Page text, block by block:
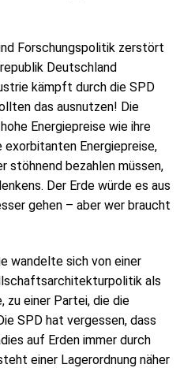
Forschungspolitik zerstört
Deutschland
kämpft durch die SPD
das ausnutzen! Die
Energiepreise wie ihre
exorbitanten Energiepreise,
stöhnend bezahlen müssen,
Der Erde würde es aus
gehen – aber wer braucht
wandelte sich von einer
als
zu einer Partei, die die
SPD hat vergessen, dass
auf Erden immer durch
einer Lagerordnung näher